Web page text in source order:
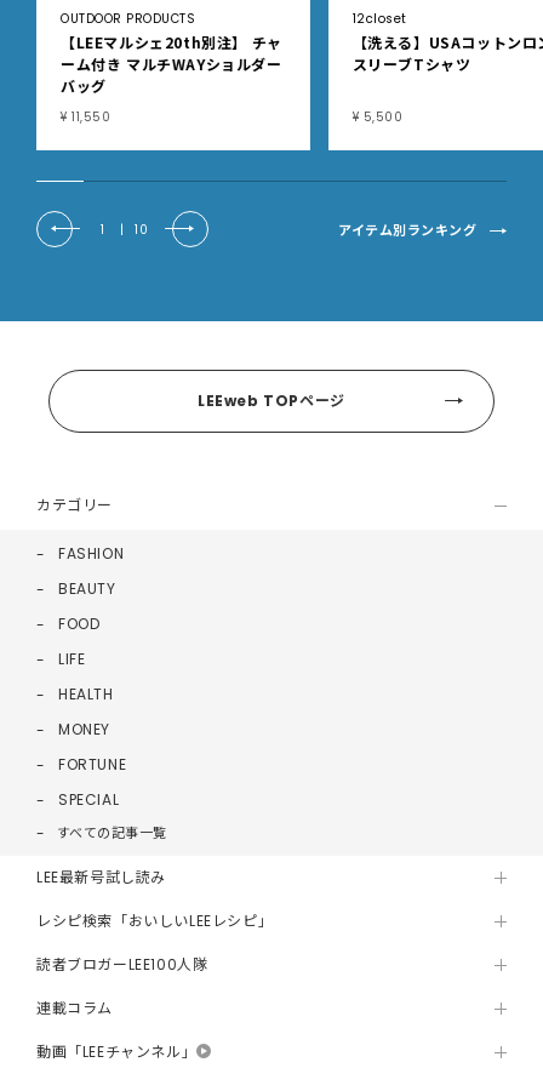
OUTDOOR PRODUCTS
【LEEマルシェ20th別注】 チャ
ーム付き マルチWAYショルダー
バッグ
¥ 11,550
12closet
【洗える】USAコットンロ
スリーブTシャツ
¥ 5,500
1 | 10 アイテム別ランキング
LEEweb TOPページ
カテゴリー
FASHION
BEAUTY
FOOD
LIFE
HEALTH
MONEY
FORTUNE
SPECIAL
すべての記事一覧
LEE最新号試し読み
レシピ検索「おいしいLEEレシピ」
読者ブロガーLEE100人隊
連載コラム
動画「LEEチャンネル」